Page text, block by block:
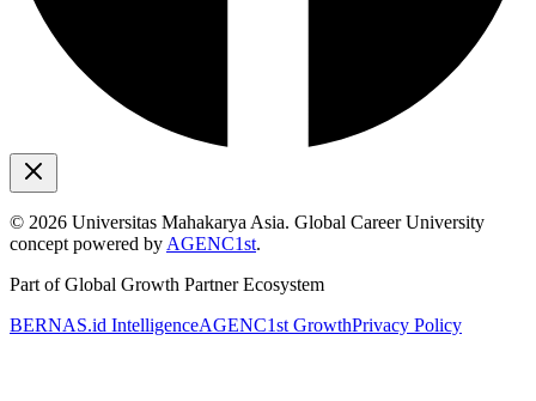
© 2026 Universitas Mahakarya Asia. Global Career University
concept powered by AGENC1st.
Part of Global Growth Partner Ecosystem
BERNAS.id IntelligenceAGENC1st GrowthPrivacy Policy